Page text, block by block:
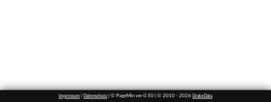
Impressum Datenschutz| © PageMin ver 0.50 | © 2010 - 2026 DrakeData